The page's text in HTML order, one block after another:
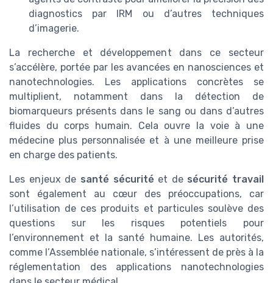
diagnostics par IRM ou d’autres techniques
d’imagerie.
La recherche et développement dans ce secteur
s’accélère, portée par les avancées en nanosciences et
nanotechnologies. Les applications concrètes se
multiplient, notamment dans la détection de
biomarqueurs présents dans le sang ou dans d’autres
fluides du corps humain. Cela ouvre la voie à une
médecine plus personnalisée et à une meilleure prise
en charge des patients.
Les enjeux de santé sécurité et de sécurité travail
sont également au cœur des préoccupations, car
l’utilisation de ces produits et particules soulève des
questions sur les risques potentiels pour
l’environnement et la santé humaine. Les autorités,
comme l’Assemblée nationale, s’intéressent de près à la
réglementation des applications nanotechnologies